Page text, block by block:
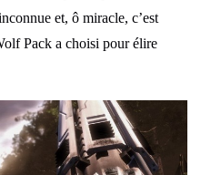
et, ô miracle, c’est
Pack a choisi pour élire